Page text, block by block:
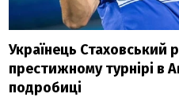
Українець Стаховський
престижному турнірі в
подробиці